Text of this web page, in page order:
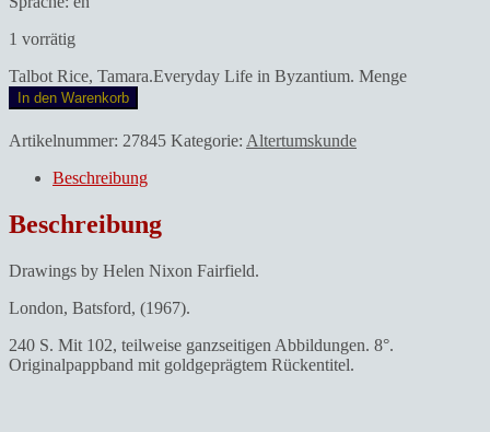
1 vorrätig
Talbot Rice, Tamara.Everyday Life in Byzantium. Menge
In den Warenkorb
Artikelnummer: 27845 Kategorie: Altertumskunde
Beschreibung
Beschreibung
Drawings by Helen Nixon Fairfield.
London, Batsford, (1967).
240 S. Mit 102, teilweise ganzseitigen Abbildungen. 8°.
Originalpappband mit goldgeprägtem Rückentitel.